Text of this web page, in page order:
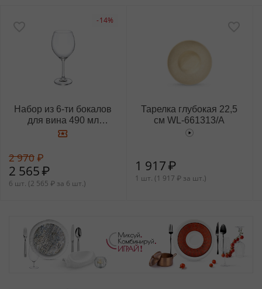
-14%
Набор из 6-ти бокалов
для вина 490 мл
WL‑888010/6A
2 970₽
2 565₽
6 шт. (2 565 ₽ за 6 шт.)
Тарелка глубокая 22,5
см WL‑661313/A
1 917₽
1 шт. (1 917 ₽за шт.)